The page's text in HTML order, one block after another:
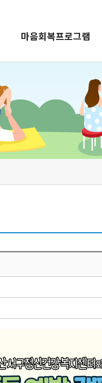
마음회복프로그램